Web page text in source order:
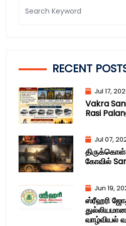
RECENT
Jul 17,
Vakra
Rasi
Jul 07,
கோவில்
Jun 19,
ஸ்ரீஹரி
வாழ்வியல்